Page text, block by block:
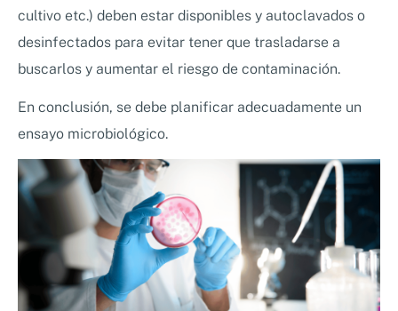
cultivo etc.) deben estar disponibles y autoclavados o
desinfectados para evitar tener que trasladarse a
buscarlos y aumentar el riesgo de contaminación.
En conclusión, se debe planificar adecuadamente un
ensayo microbiológico.